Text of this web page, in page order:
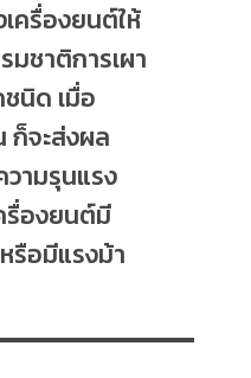
ครื่องยนต์ให้
มชาติการเผา
นิด เมื่อ
ก็จะส่งผล
วามรุนแรง
รื่องยนต์มี
รือมีแรงม้า